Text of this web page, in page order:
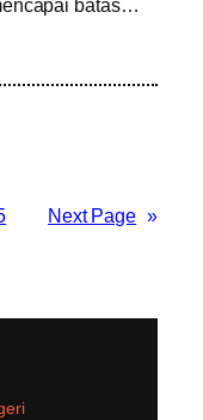
batas…
Next Page »